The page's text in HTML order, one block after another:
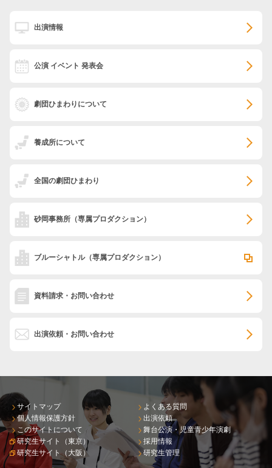
出演情報
公演 イベント 発表会
劇団ひまわりについて
養成所について
全国の劇団ひまわり
砂岡事務所 （専属プロダクション）
ブルーシャトル（専属プロダクション）
資料請求・お問い合わせ
出演依頼・お問い合わせ
サイトマップ
個人情報保護方針
このサイトについて
研究生サイト（東京）
研究生サイト（大阪）
よくある質問
出演依頼
舞台公演・児童青少年演劇
採用情報
研究生管理